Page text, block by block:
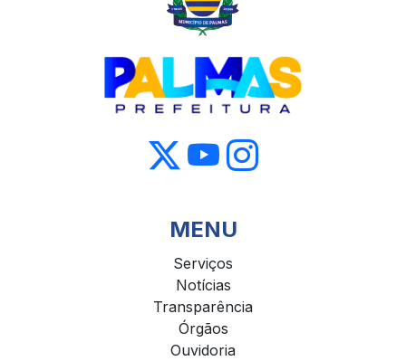
MENU
Serviços
Notícias
Transparência
Órgãos
Ouvidoria